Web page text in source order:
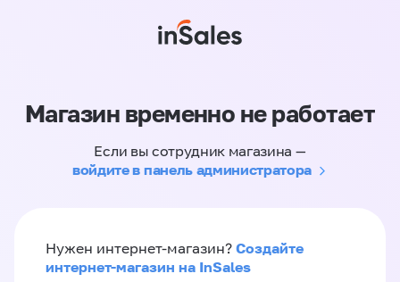
Магазин временно не работает
Если вы сотрудник магазина —
войдите в панель администратора
Нужен интернет-магазин? Создайте
интернет-магазин на InSales